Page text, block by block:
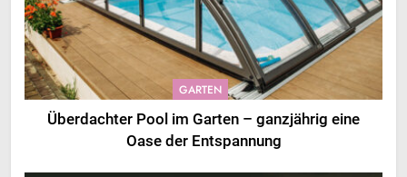
GARTEN
Überdachter Pool im Garten – ganzjährig eine
Oase der Entspannung